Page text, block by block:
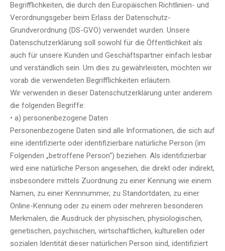
Begrifflichkeiten, die durch den Europäischen Richtlinien- und
Verordnungsgeber beim Erlass der Datenschutz-
Grundverordnung (DS-GVO) verwendet wurden. Unsere
Datenschutzerklärung soll sowohl für die Öffentlichkeit als
auch für unsere Kunden und Geschäftspartner einfach lesbar
und verständlich sein. Um dies zu gewährleisten, möchten wir
vorab die verwendeten Begrifflichkeiten erläutern.
Wir verwenden in dieser Datenschutzerklärung unter anderem
die folgenden Begriffe:
• a) personenbezogene Daten
Personenbezogene Daten sind alle Informationen, die sich auf
eine identifizierte oder identifizierbare natürliche Person (im
Folgenden „betroffene Person“) beziehen. Als identifizierbar
wird eine natürliche Person angesehen, die direkt oder indirekt,
insbesondere mittels Zuordnung zu einer Kennung wie einem
Namen, zu einer Kennnummer, zu Standortdaten, zu einer
Online-Kennung oder zu einem oder mehreren besonderen
Merkmalen, die Ausdruck der physischen, physiologischen,
genetischen, psychischen, wirtschaftlichen, kulturellen oder
sozialen Identität dieser natürlichen Person sind, identifiziert